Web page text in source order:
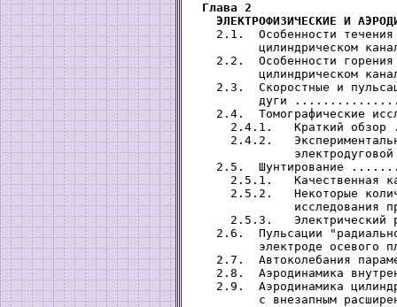
Глава 2
ЭЛЕКТРОФИЗИЧЕСКИЕ И
2.1.  Особенности
цилиндрическом
2.2.  Особенности
цилиндрическом
2.3.  Скоростные и
дуги
2.4.  Томографические
2.4.1.   Краткий обзор
2.4.2.
2.5.  Шунтирование
2.5.1.   Качественная
2.5.2.   Некоторые
исследования
2.5.3.   Электрический
2.6.  Пульсации
электроде осевого
2.7.  Автоколебания
2.8.  Аэродинамика
2.9.  Аэродинамика
с внезапным